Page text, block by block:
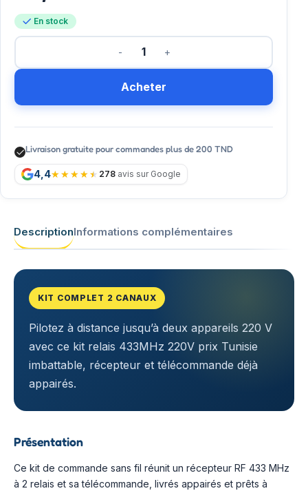
En stock
Acheter
Livraison gratuite pour commandes plus de 200 TND
4,4 278 avis sur Google
DescriptionInformations complémentaires
KIT COMPLET 2 CANAUX
Pilotez à distance jusqu’à deux appareils 220 V
avec ce kit relais 433MHz 220V prix Tunisie
imbattable, récepteur et télécommande déjà
appairés.
Présentation
Ce kit de commande sans fil réunit un récepteur RF 433 MHz
à 2 relais et sa télécommande, livrés appairés et prêts à